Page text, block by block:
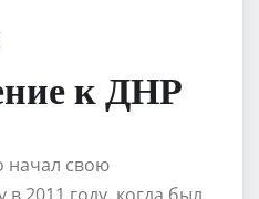
к ДНР
начал свою